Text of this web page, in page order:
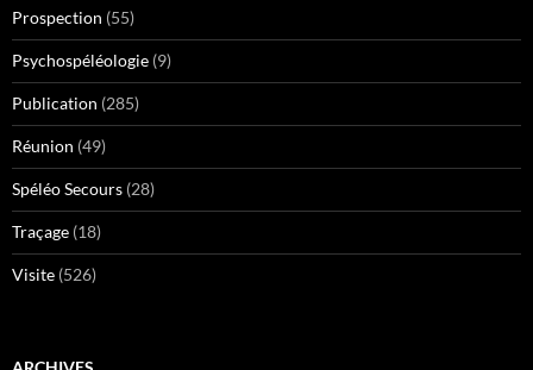
Prospection (55)
Psychospéléologie (9)
Publication (285)
Réunion (49)
Spéléo Secours (28)
Traçage (18)
Visite (526)